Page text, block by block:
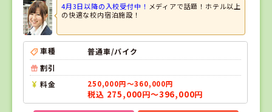
4月3日以降の入校受付中！ メディアで話題！ホテル以上
の快適な校内宿泊施設！
車種
普通車/バイク
割引
料金
250,000円～360,000円
税込 275,000円～396,000円